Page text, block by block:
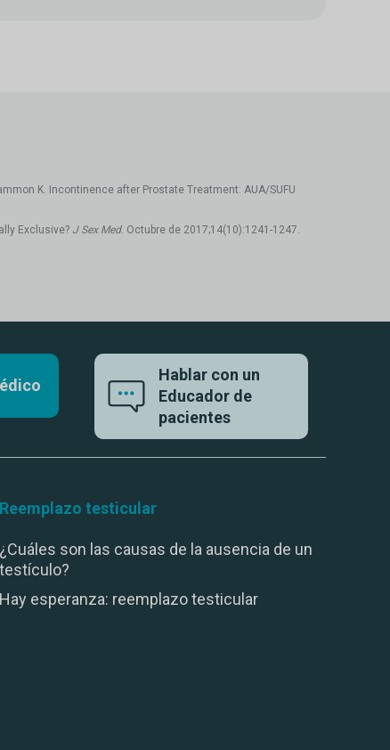
K. Incontinence after Prostate Treatment: AUA/SUFU
Exclusive? J Sex Med. Octubre de 2017;14(10):1241-1247.
Hablar con un
Educador de
pacientes
Reemplazo testicular
¿Cuáles son las causas de la ausencia de un
testículo?
Hay esperanza: reemplazo testicular